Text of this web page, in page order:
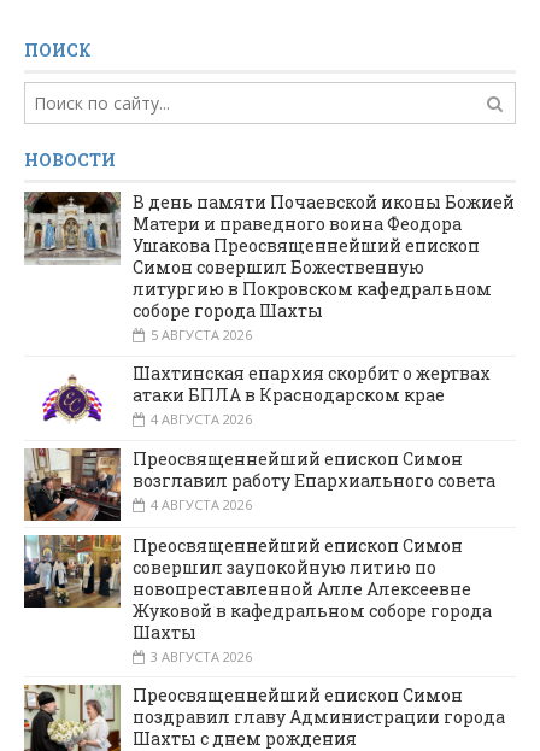
ПОИСК
НОВОСТИ
В день памяти Почаевской иконы Божией
Матери и праведного воина Феодора
Ушакова Преосвященнейший епископ
Симон совершил Божественную
литургию в Покровском кафедральном
соборе города Шахты
5 АВГУСТА 2026
Шахтинская епархия скорбит о жертвах
атаки БПЛА в Краснодарском крае
4 АВГУСТА 2026
Преосвященнейший епископ Симон
возглавил работу Епархиального совета
4 АВГУСТА 2026
Преосвященнейший епископ Симон
совершил заупокойную литию по
новопреставленной Алле Алексеевне
Жуковой в кафедральном соборе города
Шахты
3 АВГУСТА 2026
Преосвященнейший епископ Симон
поздравил главу Администрации города
Шахты с днем рождения